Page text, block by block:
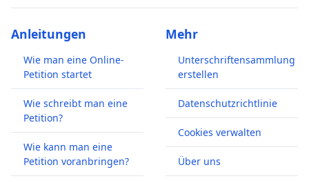
Anleitungen
Wie man eine Online-
Petition startet
Wie schreibt man eine
Petition?
Wie kann man eine
Petition voranbringen?
Mehr
Unterschriftensammlung
erstellen
Datenschutzrichtlinie
Cookies verwalten
Über uns